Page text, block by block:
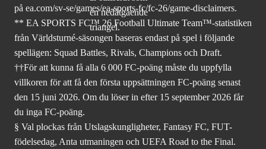
på ea.com/sv-se/games/ea-sports-fc/fc-26/game-disclaimers.
** EA SPORTS FC™ 26 Football Ultimate Team™-statistiken
från Världsturné-säsongen baseras endast på spel i följande
spellägen: Squad Battles, Rivals, Champions och Draft.
††För att kunna få alla 6 000 FC-poäng måste du uppfylla
villkoren för att få den första uppsättningen FC-poäng senast
den 15 juni 2026. Om du löser in efter 15 september 2026 får
du inga FC-poäng.
§ Val plockas från Utslagskungligheter, Fantasy FC, FUT-
födelsedag, Anta utmaningen och UEFA Road to the Final.